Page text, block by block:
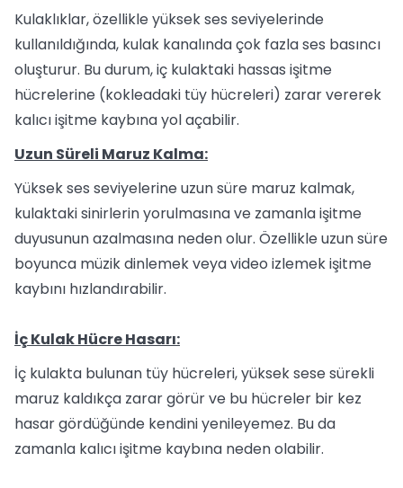
Kulaklıklar, özellikle yüksek ses seviyelerinde
kullanıldığında, kulak kanalında çok fazla ses basıncı
oluşturur. Bu durum, iç kulaktaki hassas işitme
hücrelerine (kokleadaki tüy hücreleri) zarar vererek
kalıcı işitme kaybına yol açabilir.
Uzun Süreli Maruz Kalma:
Yüksek ses seviyelerine uzun süre maruz kalmak,
kulaktaki sinirlerin yorulmasına ve zamanla işitme
duyusunun azalmasına neden olur. Özellikle uzun süre
boyunca müzik dinlemek veya video izlemek işitme
kaybını hızlandırabilir.
İç Kulak Hücre Hasarı:
İç kulakta bulunan tüy hücreleri, yüksek sese sürekli
maruz kaldıkça zarar görür ve bu hücreler bir kez
hasar gördüğünde kendini yenileyemez. Bu da
zamanla kalıcı işitme kaybına neden olabilir.